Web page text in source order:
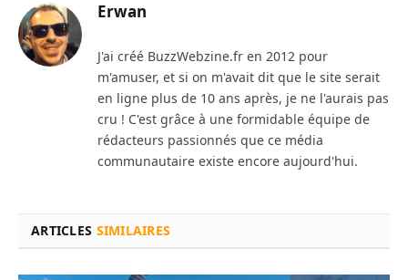
Erwan
J'ai créé BuzzWebzine.fr en 2012 pour
m'amuser, et si on m'avait dit que le site serait
en ligne plus de 10 ans après, je ne l'aurais pas
cru ! C'est grâce à une formidable équipe de
rédacteurs passionnés que ce média
communautaire existe encore aujourd'hui.
ARTICLES SIMILAIRES